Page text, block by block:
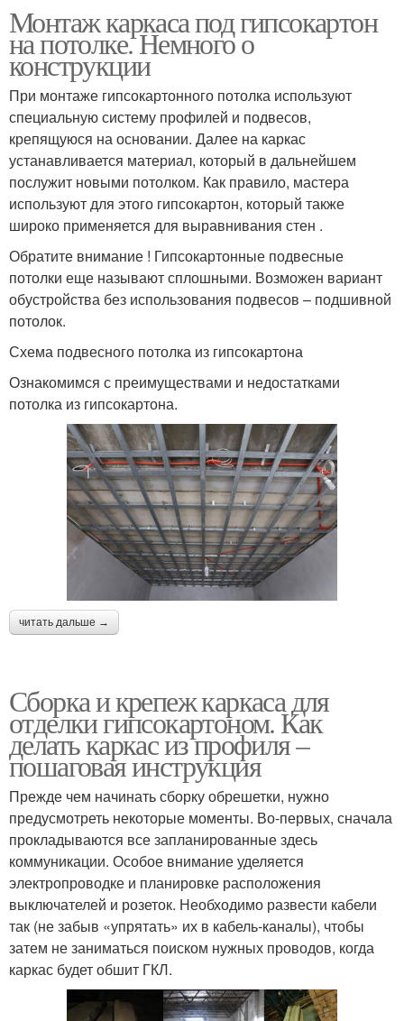
Монтаж каркаса под гипсокартон
на потолке. Немного о
конструкции
При монтаже гипсокартонного потолка используют
специальную систему профилей и подвесов,
крепящуюся на основании. Далее на каркас
устанавливается материал, который в дальнейшем
послужит новыми потолком. Как правило, мастера
используют для этого гипсокартон, который также
широко применяется для выравнивания стен .
Обратите внимание ! Гипсокартонные подвесные
потолки еще называют сплошными. Возможен вариант
обустройства без использования подвесов – подшивной
потолок.
Схема подвесного потолка из гипсокартона
Ознакомимся с преимуществами и недостатками
потолка из гипсокартона.
читать дальше →
Сборка и крепеж каркаса для
отделки гипсокартоном. Как
делать каркас из профиля –
пошаговая инструкция
Прежде чем начинать сборку обрешетки, нужно
предусмотреть некоторые моменты. Во-первых, сначала
прокладываются все запланированные здесь
коммуникации. Особое внимание уделяется
электропроводке и планировке расположения
выключателей и розеток. Необходимо развести кабели
так (не забыв «упрятать» их в кабель-каналы), чтобы
затем не заниматься поиском нужных проводов, когда
каркас будет обшит ГКЛ.